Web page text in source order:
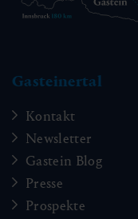
Gasteinertal
Kontakt
Newsletter
Gastein Blog
Presse
Prospekte